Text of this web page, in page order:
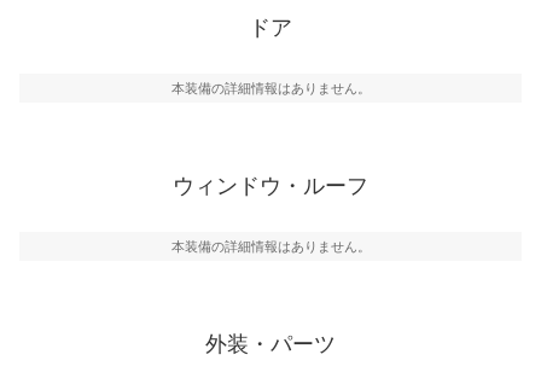
ドア
本装備の詳細情報はありません。
ウィンドウ・ルーフ
本装備の詳細情報はありません。
外装・パーツ